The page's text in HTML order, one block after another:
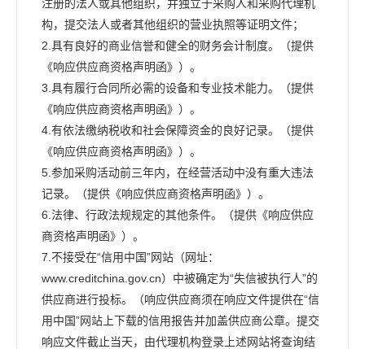
注册的法人或其他组织，并独立于采购人和采购代理机
构，提交法人或者其他组织的营业执照等证明文件；
2.具有良好的商业信誉和健全的财务会计制度。（提供
《响应供应商资格声明函》）。
3.具有履行合同所必需的设备和专业技术能力。（提供
《响应供应商资格声明函》）。
4.有依法缴纳税收和社会保障资金的良好记录。（提供
《响应供应商资格声明函》）。
5.参加采购活动前三年内，在经营活动中没有重大违法
记录。（提供《响应供应商资格声明函》）。
6.法律、行政法规规定的其他条件。（提供《响应供应
商资格声明函》）。
7.不接受在“信用中国”网站（网址：
www.creditchina.gov.cn）中被确定为“失信被执行人”的
供应商进行投标。（响应供应商须在响应文件提供在“信
用中国”网站上下载的信用报告并加盖供应商公章。提交
响应文件截止当天，由代理机构登录上述网站将查询结